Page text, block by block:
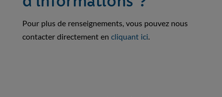
Pour plus de renseignements, vous pouvez nous
contacter directement en cliquant ici.